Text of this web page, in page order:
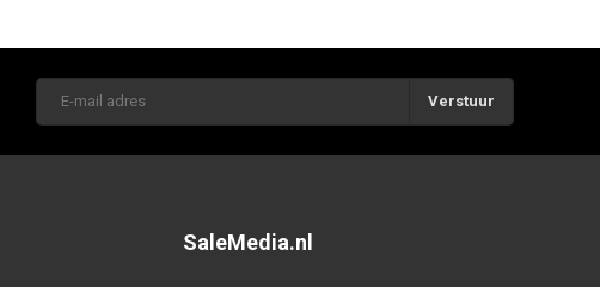
Verstuur
SaleMedia.nl